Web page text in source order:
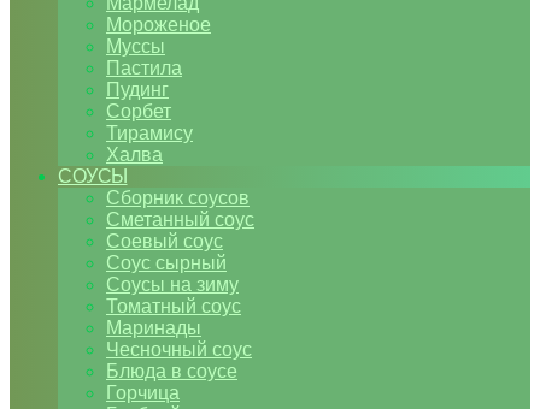
Мороженое
Муссы
Пастила
Пудинг
Сорбет
Тирамису
Халва
СОУСЫ
Сборник соусов
Сметанный соус
Соевый соус
Соус сырный
Соусы на зиму
Томатный соус
Маринады
Чесночный соус
Блюда в соусе
Горчица